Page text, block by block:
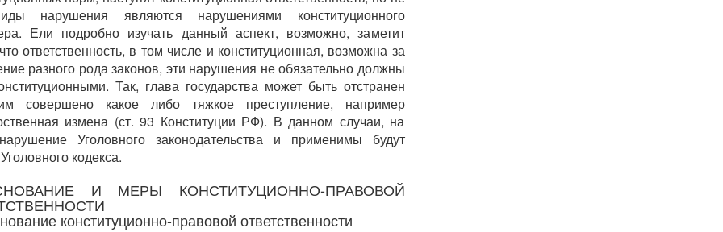
нарушения являются нарушениями конституционного
Ели подробно изучать данный аспект, возможно, заметит
ответственность, в том числе и конституционная, возможна за
разного рода законов, эти нарушения не обязательно должны
Так, глава государства может быть отстранен
совершено какое либо тяжкое преступление, например
измена (ст. 93 Конституции РФ). В данном случаи, на
Уголовного законодательства и применимы будут
кодекса.
И МЕРЫ КОНСТИТУЦИОННО-ПРАВОВОЙ
конституционно-правовой ответственности